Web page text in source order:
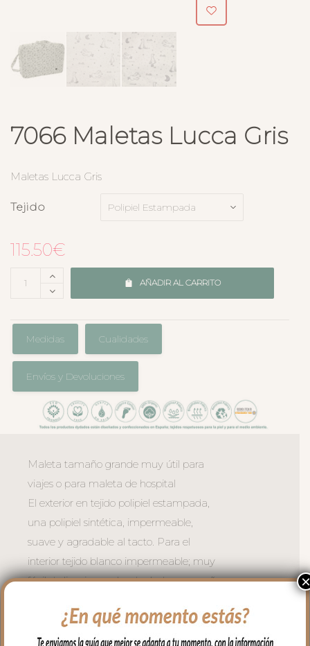
7066 Maletas Lucca Gris
Maletas Lucca Gris
Tejido
115.50€
AÑADIR AL CARRITO
Medidas Cualidades
Envíos y Devoluciones
Maleta tamaño grande muy útil para
viajes o para maleta de hospital
El exterior en tejido polipiel estampada,
una polipiel sintética, impermeable,
suave y agradable al tacto. Para el
interior tejido blanco impermeable; muy
fácil de limpiar por los dos lados con paño
en lavadora siempre agua fría jabones no
abrasivos y secado al natural.
×